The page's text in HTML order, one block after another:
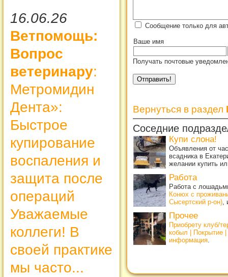
16.06.26
Ветпомощь:
Вопрос
ветеринару:
Метромидин
Дента»:
Быстрое
купирование
воспаления и
защита после
операций
Уважаемые
коллеги! В
своей практике
мы часто...
Сообщение только для
Ваше имя
Получать почтовые
Вернуться в раздел
Соседние
Купи слона!
Объявления от
всадника в
желании купить
Работа
Работа с
Конюх с
Сысертский р-он)
Прочее
Приобрету клуб/
кобыл | Покрытие
информация